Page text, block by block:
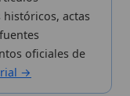
tu web